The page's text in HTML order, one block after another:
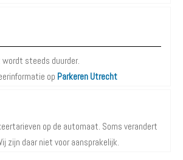
steeds duurder.
op Parkeren Utrecht
op de automaat. Soms verandert
zijn daar niet voor aansprakelijk.